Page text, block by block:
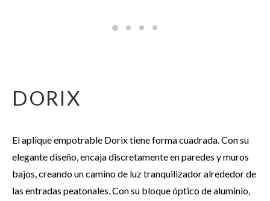
DORIX
El aplique empotrable Dorix tiene forma cuadrada. Con su
elegante diseño, encaja discretamente en paredes y muros
bajos, creando un camino de luz tranquilizador alrededor de
las entradas peatonales. Con su bloque óptico de aluminio,